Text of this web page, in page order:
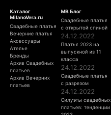
Каталог
MilanoVera.ru
Свадебные платья
Вечерние платья
Аксессуары
Ателье
Бренды
Архив Свадебных
платьев
Архив Вечерних
платьев
МВ Блог
Свадебные платья
с открытой спиной
24.12.2022
Платья 2023 на
выпускной из 11
класса
24.12.2022
Свадебные платья
с разрезом
24.12.2022
Силуэты свадебных
платьев: тенденции